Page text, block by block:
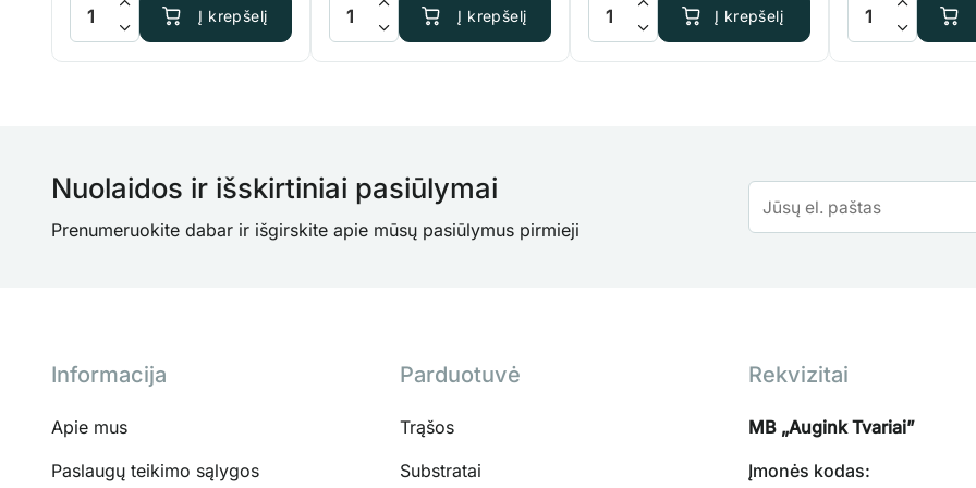
Į krepšelį
Į krepšelį
Į krepšelį
Nuolaidos ir išskirtiniai pasiūlymai
Prenumeruokite dabar ir išgirskite apie mūsų pasiūlymus pirmieji
Informacija
Apie mus
Paslaugų teikimo sąlygos
Parduotuvė
Trąšos
Substratai
Rekvizitai
MB „Augink Tvariai”
Įmonės kodas: